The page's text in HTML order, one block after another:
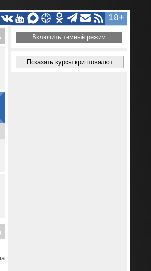
18+
Включить темный режим
Показать курсы криптовалют